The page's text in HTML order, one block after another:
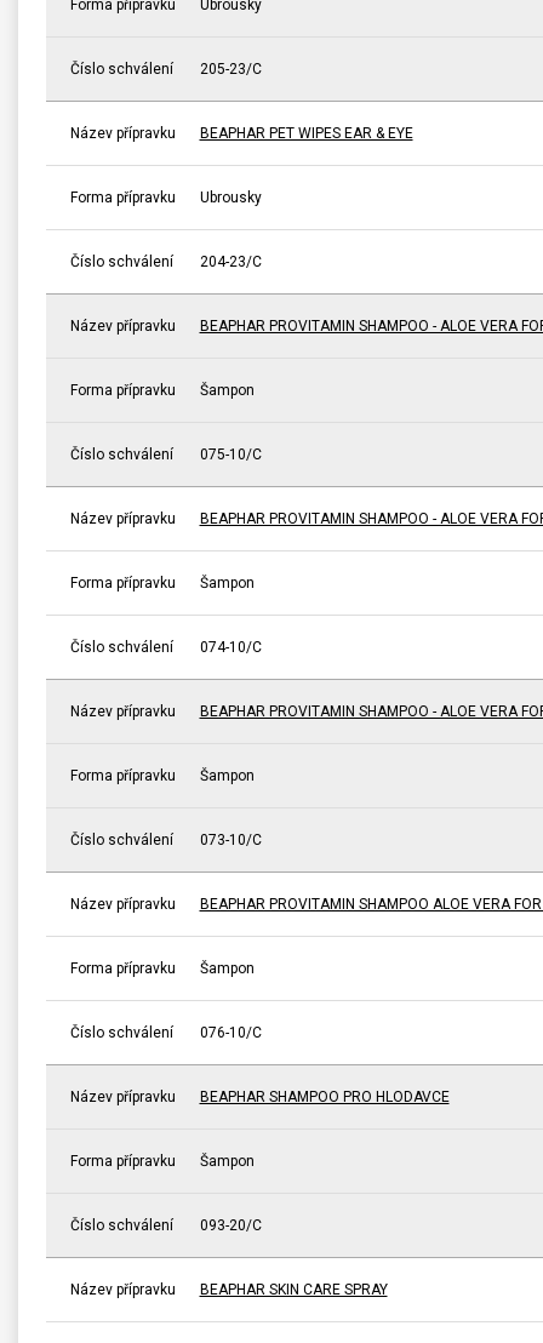
Forma přípravku Ubrousky
Číslo schválení 205-23/C
Název přípravku BEAPHAR PET WIPES EAR & EYE
Forma přípravku Ubrousky
Číslo schválení 204-23/C
Název přípravku BEAPHAR PROVITAMIN SHAMPOO - ALOE VERA
Forma přípravku Šampon
Číslo schválení 075-10/C
Název přípravku BEAPHAR PROVITAMIN SHAMPOO - ALOE VERA
Forma přípravku Šampon
Číslo schválení 074-10/C
Název přípravku BEAPHAR PROVITAMIN SHAMPOO - ALOE VERA
Forma přípravku Šampon
Číslo schválení 073-10/C
Název přípravku BEAPHAR PROVITAMIN SHAMPOO ALOE VERA
Forma přípravku Šampon
Číslo schválení 076-10/C
Název přípravku BEAPHAR SHAMPOO PRO HLODAVCE
Forma přípravku Šampon
Číslo schválení 093-20/C
Název přípravku BEAPHAR SKIN CARE SPRAY